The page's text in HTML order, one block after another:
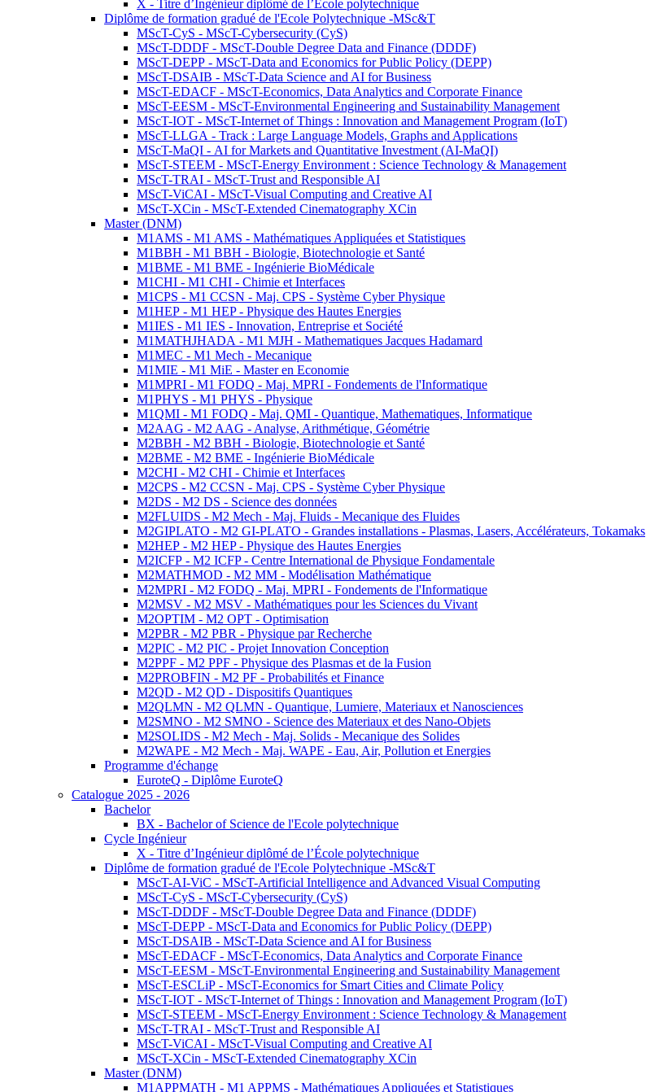
X - Titre d’Ingénieur diplômé de l’École polytechnique
Diplôme de formation gradué de l'Ecole Polytechnique -MSc&T
MScT-CyS - MScT-Cybersecurity (CyS)
MScT-DDDF - MScT-Double Degree Data and Finance (DDDF)
MScT-DEPP - MScT-Data and Economics for Public Policy (DEPP)
MScT-DSAIB - MScT-Data Science and AI for Business
MScT-EDACF - MScT-Economics, Data Analytics and Corporate Finance
MScT-EESM - MScT-Environmental Engineering and Sustainability Management
MScT-IOT - MScT-Internet of Things : Innovation and Management Program (IoT)
MScT-LLGA - Track : Large Language Models, Graphs and Applications
MScT-MaQI - AI for Markets and Quantitative Investment (AI-MaQI)
MScT-STEEM - MScT-Energy Environment : Science Technology & Management
MScT-TRAI - MScT-Trust and Responsible AI
MScT-ViCAI - MScT-Visual Computing and Creative AI
MScT-XCin - MScT-Extended Cinematography XCin
Master (DNM)
M1AMS - M1 AMS - Mathématiques Appliquées et Statistiques
M1BBH - M1 BBH - Biologie, Biotechnologie et Santé
M1BME - M1 BME - Ingénierie BioMédicale
M1CHI - M1 CHI - Chimie et Interfaces
M1CPS - M1 CCSN - Maj. CPS - Système Cyber Physique
M1HEP - M1 HEP - Physique des Hautes Energies
M1IES - M1 IES - Innovation, Entreprise et Société
M1MATHJHADA - M1 MJH - Mathematiques Jacques Hadamard
M1MEC - M1 Mech - Mecanique
M1MIE - M1 MiE - Master en Economie
M1MPRI - M1 FODQ - Maj. MPRI - Fondements de l'Informatique
M1PHYS - M1 PHYS - Physique
M1QMI - M1 FODQ - Maj. QMI - Quantique, Mathematiques, Informatique
M2AAG - M2 AAG - Analyse, Arithmétique, Géométrie
M2BBH - M2 BBH - Biologie, Biotechnologie et Santé
M2BME - M2 BME - Ingénierie BioMédicale
M2CHI - M2 CHI - Chimie et Interfaces
M2CPS - M2 CCSN - Maj. CPS - Système Cyber Physique
M2DS - M2 DS - Science des données
M2FLUIDS - M2 Mech - Maj. Fluids - Mecanique des Fluides
M2GIPLATO - M2 GI-PLATO - Grandes installations - Plasmas, Lasers, Accélérateurs, Tokamaks
M2HEP - M2 HEP - Physique des Hautes Energies
M2ICFP - M2 ICFP - Centre International de Physique Fondamentale
M2MATHMOD - M2 MM - Modélisation Mathématique
M2MPRI - M2 FODQ - Maj. MPRI - Fondements de l'Informatique
M2MSV - M2 MSV - Mathématiques pour les Sciences du Vivant
M2OPTIM - M2 OPT - Optimisation
M2PBR - M2 PBR - Physique par Recherche
M2PIC - M2 PIC - Projet Innovation Conception
M2PPF - M2 PPF - Physique des Plasmas et de la Fusion
M2PROBFIN - M2 PF - Probabilités et Finance
M2QD - M2 QD - Dispositifs Quantiques
M2QLMN - M2 QLMN - Quantique, Lumiere, Materiaux et Nanosciences
M2SMNO - M2 SMNO - Science des Materiaux et des Nano-Objets
M2SOLIDS - M2 Mech - Maj. Solids - Mecanique des Solides
M2WAPE - M2 Mech - Maj. WAPE - Eau, Air, Pollution et Energies
Programme d'échange
EuroteQ - Diplôme EuroteQ
Catalogue 2025 - 2026
Bachelor
BX - Bachelor of Science de l'Ecole polytechnique
Cycle Ingénieur
X - Titre d’Ingénieur diplômé de l’École polytechnique
Diplôme de formation gradué de l'Ecole Polytechnique -MSc&T
MScT-AI-ViC - MScT-Artificial Intelligence and Advanced Visual Computing
MScT-CyS - MScT-Cybersecurity (CyS)
MScT-DDDF - MScT-Double Degree Data and Finance (DDDF)
MScT-DEPP - MScT-Data and Economics for Public Policy (DEPP)
MScT-DSAIB - MScT-Data Science and AI for Business
MScT-EDACF - MScT-Economics, Data Analytics and Corporate Finance
MScT-EESM - MScT-Environmental Engineering and Sustainability Management
MScT-ESCLiP - MScT-Economics for Smart Cities and Climate Policy
MScT-IOT - MScT-Internet of Things : Innovation and Management Program (IoT)
MScT-STEEM - MScT-Energy Environment : Science Technology & Management
MScT-TRAI - MScT-Trust and Responsible AI
MScT-ViCAI - MScT-Visual Computing and Creative AI
MScT-XCin - MScT-Extended Cinematography XCin
Master (DNM)
M1APPMATH - M1 APPMS - Mathématiques Appliquées et Statistiques